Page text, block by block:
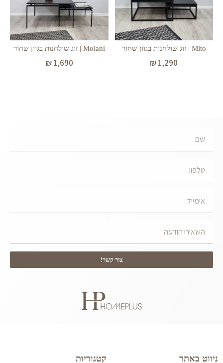
Mito | זוג שולחנות בגוון שחור
₪1,290
Molani | זוג שולחנות בגוון שחור
₪1,690
צור קשר!
ניווט באתר קטגוריות